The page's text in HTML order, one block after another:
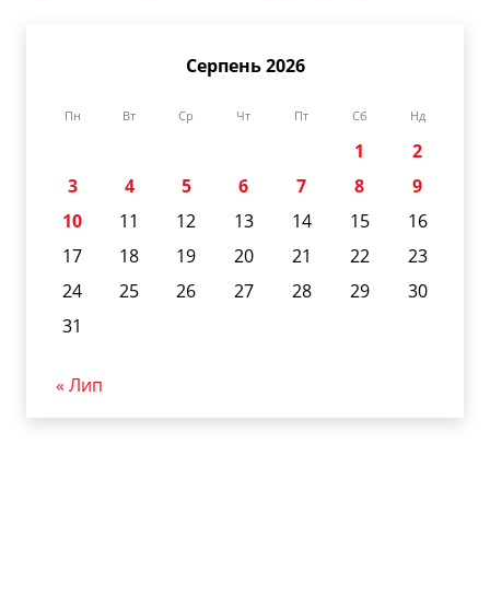
Серпень 2026
Пн Вт Ср Чт Пт Сб Нд
1
2
3
4 5 6 7 8
9
10
11 12 13 14 15
16
17
18 19 20 21 22
23
24
25 26 27 28 29
30
31
« Лип